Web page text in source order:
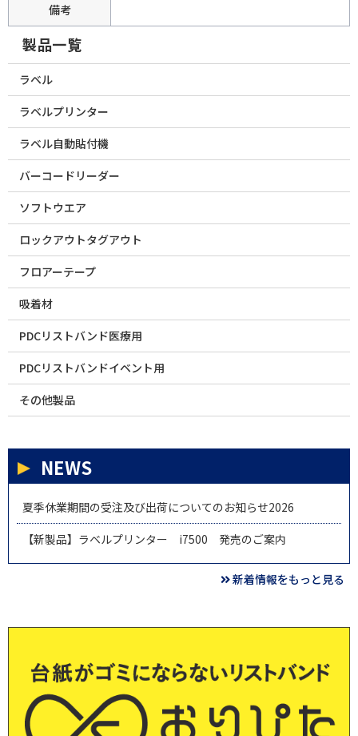
備考
製品一覧
ラベル
ラベルプリンター
ラベル自動貼付機
バーコードリーダー
ソフトウエア
ロックアウトタグアウト
フロアーテープ
吸着材
PDCリストバンド医療用
PDCリストバンドイベント用
その他製品
NEWS
夏季休業期間の受注及び出荷についてのお知らせ2026
【新製品】ラベルプリンター i7500 発売のご案内
新着情報をもっと見る